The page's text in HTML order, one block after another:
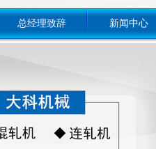
总经理致辞 新闻中心